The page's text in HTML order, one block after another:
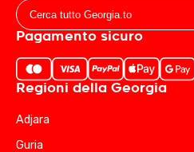
Pagamento sicuro
Regioni della Georgia
Adjara
Guria